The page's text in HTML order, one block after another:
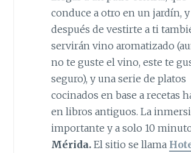
conduce a otro en un jardín, y
después de vestirte a ti
servirán vino aromatizado
no te guste el vino, este te
seguro), y una serie de platos
cocinados en base a recetas
en libros antiguos. La
importante y a solo 10
Mérida.El sitio se llama